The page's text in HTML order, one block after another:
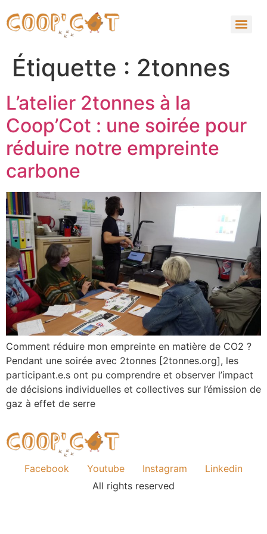
Étiquette : 2tonnes
L’atelier 2tonnes à la
Coop’Cot : une soirée pour
réduire notre empreinte
carbone
Comment réduire mon empreinte en matière de CO2 ?
Pendant une soirée avec 2tonnes [2tonnes.org], les
participant.e.s ont pu comprendre et observer l’impact
de décisions individuelles et collectives sur l’émission de
gaz à effet de serre
Facebook Youtube Instagram
Linkedin
All rights reserved